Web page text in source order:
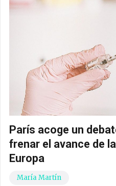
París acoge un
frenar el avance de
Europa
María Martín